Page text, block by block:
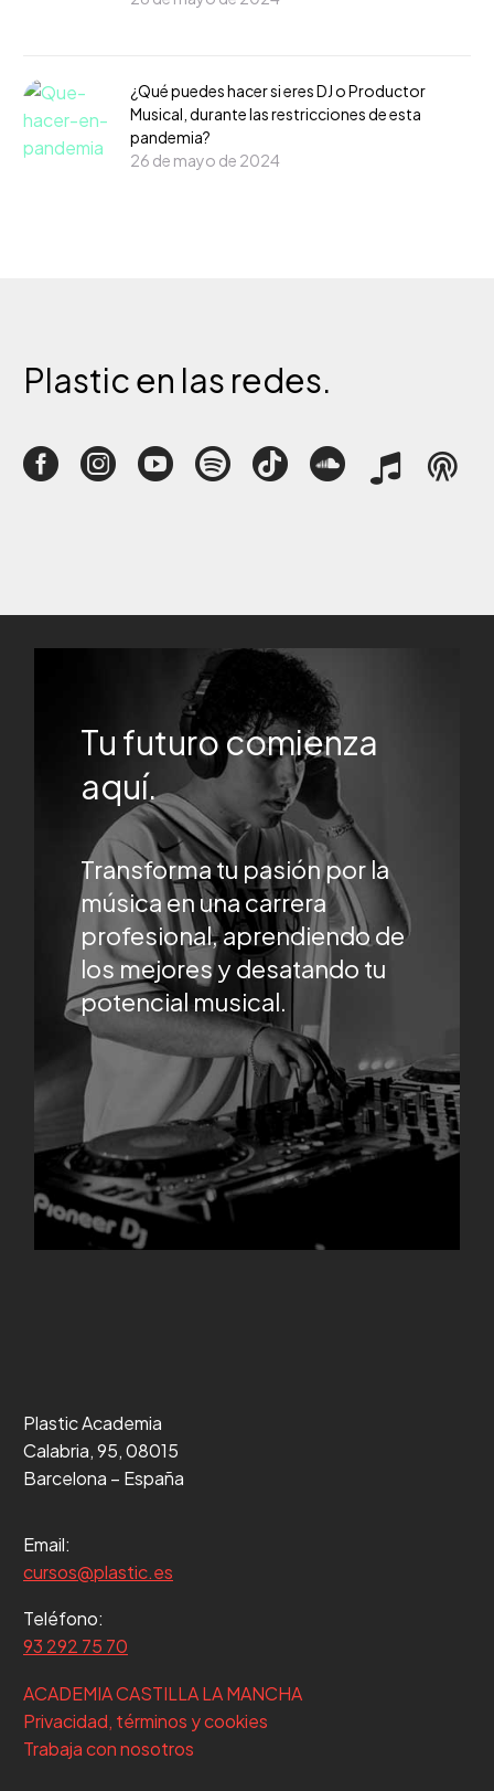
¿Qué puedes hacer si eres DJ o Productor
Musical, durante las restricciones de esta
pandemia?
26 de mayo de 2024
Plasticen las redes.
Plastic Academia
Calabria, 95, 08015
Barcelona – España
Email:
cursos@plastic.es
Teléfono:
93 292 75 70
ACADEMIA CASTILLA LA MANCHA
Privacidad, términos y cookies
Trabaja con nosotros
Tu futuro comienza
aquí.
Transforma tu pasión por la
música en una carrera
profesional, aprendiendo de
los mejores y desatando tu
potencial musical.